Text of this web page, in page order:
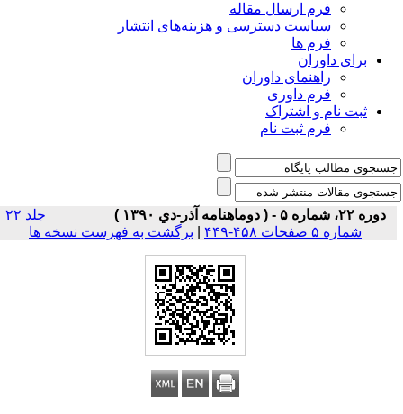
فرم ارسال مقاله
سیاست دسترسی و هزینه‌های انتشار
فرم ها
برای داوران
راهنمای داوران
فرم داوری
ثبت نام و اشتراک
فرم ثبت نام
دوره ۲۲، شماره ۵ - ( دوماهنامه آذر-دي ۱۳۹۰ )
جلد ۲۲
شماره ۵ صفحات ۴۵۸-۴۴۹
| برگشت به فهرست نسخه ها